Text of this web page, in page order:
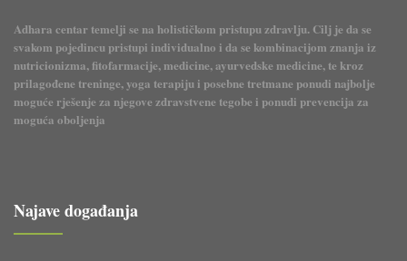
Adhara centar temelji se na holističkom pristupu zdravlju. Cilj je da se
svakom pojedincu pristupi individualno i da se kombinacijom znanja iz
nutricionizma, fitofarmacije, medicine, ayurvedske medicine, te kroz
prilagođene treninge, yoga terapiju i posebne tretmane ponudi najbolje
moguće rješenje za njegove zdravstvene tegobe i ponudi prevencija za
moguća oboljenja
Najave događanja